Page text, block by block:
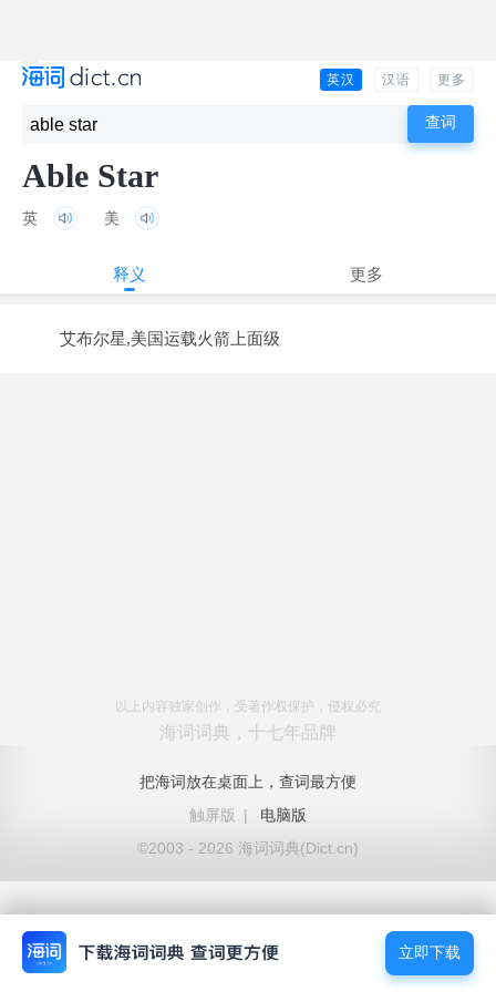
英汉 汉语 更多
Able Star
英 美
释义 更多
艾布尔星,美国运载火箭上面级
以上内容独家创作，受著作权保护，侵权必究
海词词典，十七年品牌
把海词放在桌面上，查词最方便
触屏版
|
电脑版
©2003 - 2026 海词词典(Dict.cn)
立即下载
立即下载